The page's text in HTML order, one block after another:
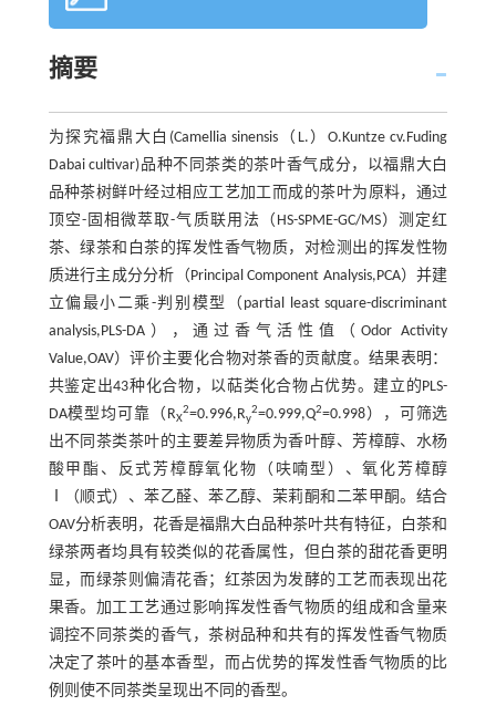
摘要
为探究福鼎大白(Camellia sinensis（L.）O.Kuntze cv.Fuding
Dabai cultivar)品种不同茶类的茶叶香气成分，以福鼎大白
品种茶树鲜叶经过相应工艺加工而成的茶叶为原料，通过
顶空-固相微萃取-气质联用法（HS-SPME-GC/MS）测定红
茶、绿茶和白茶的挥发性香气物质，对检测出的挥发性物
质进行主成分分析（Principal Component Analysis,PCA）并建
立偏最小二乘-判别模型（partial least square-discriminant
analysis,PLS-DA），通过香气活性值（Odor Activity
Value,OAV）评价主要化合物对茶香的贡献度。结果表明：
共鉴定出43种化合物，以萜类化合物占优势。建立的PLS-
DA模型均可靠（RX
2=0.996,Ry
2=0.999,Q2=0.998），可筛选
出不同茶类茶叶的主要差异物质为香叶醇、芳樟醇、水杨
酸甲酯、反式芳樟醇氧化物（呋喃型）、氧化芳樟醇
Ⅰ（顺式）、苯乙醛、苯乙醇、茉莉酮和二苯甲酮。结合
OAV分析表明，花香是福鼎大白品种茶叶共有特征，白茶和
绿茶两者均具有较类似的花香属性，但白茶的甜花香更明
显，而绿茶则偏清花香；红茶因为发酵的工艺而表现出花
果香。加工工艺通过影响挥发性香气物质的组成和含量来
调控不同茶类的香气，茶树品种和共有的挥发性香气物质
决定了茶叶的基本香型，而占优势的挥发性香气物质的比
例则使不同茶类呈现出不同的香型。